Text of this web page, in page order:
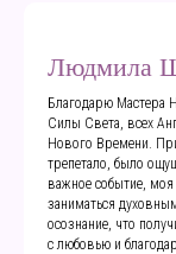
Людмила
Благодарю Мастера
Силы Света, всех
Нового Времени.
трепетало, было
важное событие,
заниматься
осознание, что
с любовью и